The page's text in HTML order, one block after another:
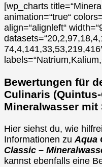
[wp_charts
animation=“true“
align=“alignleft“
Bewertungen für
Culinaris
Mineralwasser mit
Hier siehst du, wie
Informationen zuAqua
Classic –
kannst ebenfalls eine